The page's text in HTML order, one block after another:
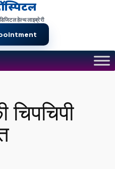
हेल्थ लाइब्रेरी